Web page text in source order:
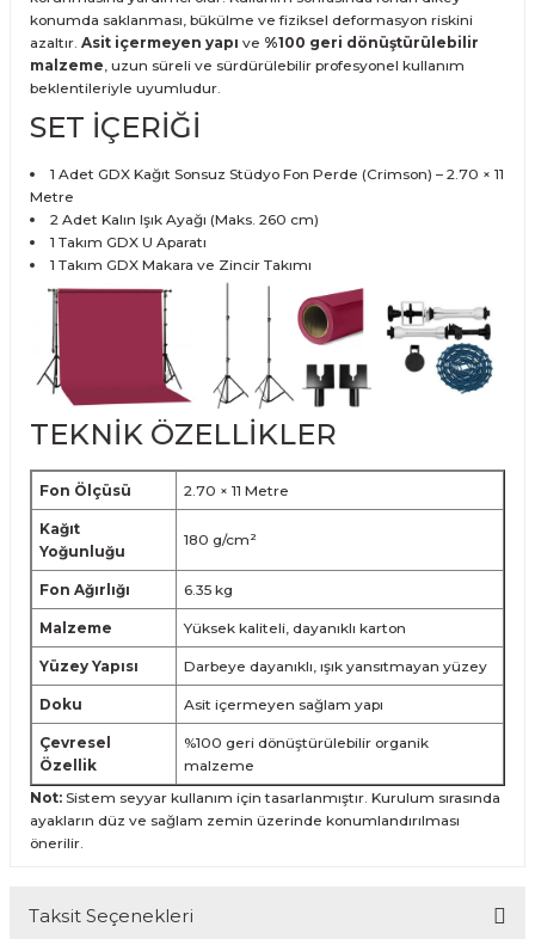
konumda saklanması, bükülme ve fiziksel deformasyon riskini
azaltır. Asit içermeyen yapı ve %100 geri dönüştürülebilir
malzeme, uzun süreli ve sürdürülebilir profesyonel kullanım
beklentileriyle uyumludur.
SET İÇERİĞİ
1 Adet GDX Kağıt Sonsuz Stüdyo Fon Perde (Crimson) – 2.70 × 11
Metre
2 Adet Kalın Işık Ayağı (Maks. 260 cm)
1 Takım GDX U Aparatı
1 Takım GDX Makara ve Zincir Takımı
TEKNİK ÖZELLİKLER
Fon Ölçüsü 2.70 × 11 Metre
Kağıt
Yoğunluğu
180 g/cm²
Fon Ağırlığı 6.35 kg
Malzeme Yüksek kaliteli, dayanıklı karton
Yüzey Yapısı Darbeye dayanıklı, ışık yansıtmayan yüzey
Doku Asit içermeyen sağlam yapı
Çevresel
Özellik
%100 geri dönüştürülebilir organik
malzeme
Not: Sistem seyyar kullanım için tasarlanmıştır. Kurulum sırasında
ayakların düz ve sağlam zemin üzerinde konumlandırılması
önerilir.
Taksit Seçenekleri